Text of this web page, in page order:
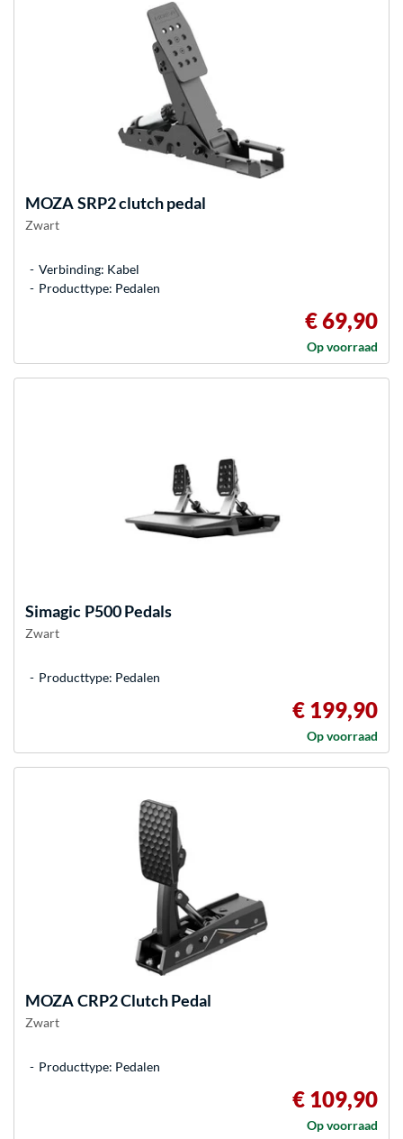
MOZASRP2 clutch pedal
Zwart
Verbinding: Kabel
Producttype: Pedalen
€ 69,90
Op voorraad
Simagic P500 Pedals
Zwart
Producttype: Pedalen
€ 199,90
Op voorraad
MOZACRP2 Clutch Pedal
Zwart
Producttype: Pedalen
€ 109,90
Op voorraad